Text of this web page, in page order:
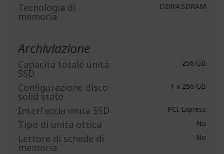
Tecnologia di
memoria
DDR4 SDRAM
Archiviazione
Capacità totale unità
SSD
256 GB
Configurazione disco
solid state
1 x 256 GB
Interfaccia unità SSD PCI Express
Tipo di unità ottica No
Lettore di schede di
memoria
No